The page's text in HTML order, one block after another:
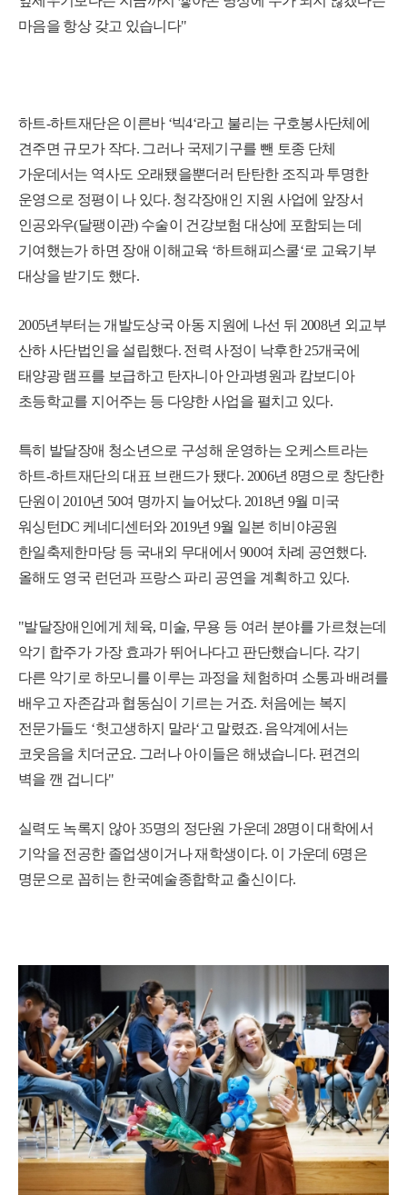
마음을 항상 갖고 있습니다"
하트-하트재단은 이른바 ‘빅4‘라고 불리는 구호봉사단체에
견주면 규모가 작다. 그러나 국제기구를 뺀 토종 단체
가운데서는 역사도 오래됐을뿐더러 탄탄한 조직과 투명한
운영으로 정평이 나 있다. 청각장애인 지원 사업에 앞장서
인공와우(달팽이관) 수술이 건강보험 대상에 포함되는 데
기여했는가 하면 장애 이해교육 ‘하트해피스쿨‘로 교육기부
대상을 받기도 했다.
2005년부터는 개발도상국 아동 지원에 나선 뒤 2008년 외교부
산하 사단법인을 설립했다. 전력 사정이 낙후한 25개국에
태양광 램프를 보급하고 탄자니아 안과병원과 캄보디아
초등학교를 지어주는 등 다양한 사업을 펼치고 있다.
특히 발달장애 청소년으로 구성해 운영하는 오케스트라는
하트-하트재단의 대표 브랜드가 됐다. 2006년 8명으로 창단한
단원이 2010년 50여 명까지 늘어났다. 2018년 9월 미국
워싱턴DC 케네디센터와 2019년 9월 일본 히비야공원
한일축제한마당 등 국내외 무대에서 900여 차례 공연했다.
올해도 영국 런던과 프랑스 파리 공연을 계획하고 있다.
"발달장애인에게 체육, 미술, 무용 등 여러 분야를 가르쳤는데
악기 합주가 가장 효과가 뛰어나다고 판단했습니다. 각기
다른 악기로 하모니를 이루는 과정을 체험하며 소통과 배려를
배우고 자존감과 협동심이 기르는 거죠. 처음에는 복지
전문가들도 ‘헛고생하지 말라‘고 말렸죠. 음악계에서는
코웃음을 치더군요. 그러나 아이들은 해냈습니다. 편견의
벽을 깬 겁니다"
실력도 녹록지 않아 35명의 정단원 가운데 28명이 대학에서
기악을 전공한 졸업생이거나 재학생이다. 이 가운데 6명은
명문으로 꼽히는 한국예술종합학교 출신이다.